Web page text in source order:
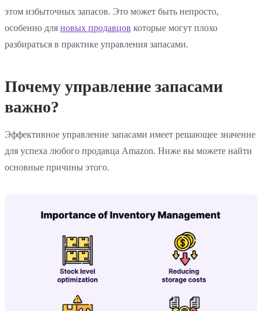
этом избыточных запасов. Это может быть непросто,
особенно для новых продавцов которые могут плохо
разбираться в практике управления запасами.
Почему управление запасами
важно?
Эффективное управление запасами имеет решающее значение
для успеха любого продавца Amazon. Ниже вы можете найти
основные причины этого.